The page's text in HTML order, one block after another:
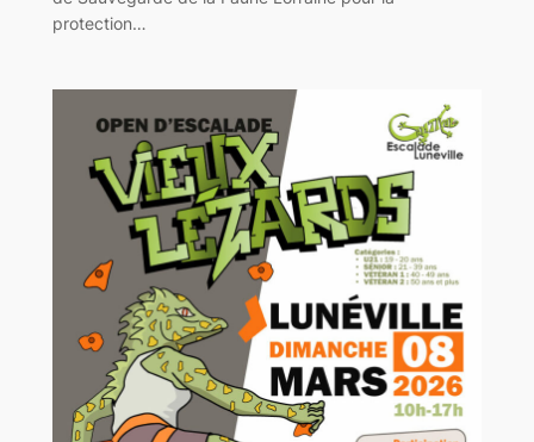
protection…